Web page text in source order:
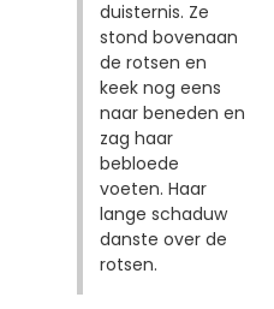
duisternis. Ze
stond bovenaan
de rotsen en
keek nog eens
naar beneden en
zag haar
bebloede
voeten. Haar
lange schaduw
danste over de
rotsen.